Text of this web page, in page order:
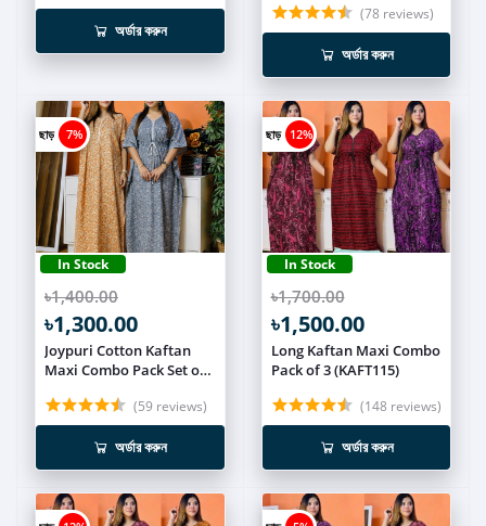
অর্ডার করুন
(78 reviews)
অর্ডার করুন
ছাড় 7%
In Stock
৳1,400.00
৳1,300.00
Joypuri Cotton Kaftan
Maxi Combo Pack Set of
(59 reviews)
অর্ডার করুন
ছাড় 12%
In Stock
৳1,700.00
৳1,500.00
Long Kaftan Maxi Combo
Pack of 3 (KAFT115)
(148 reviews)
অর্ডার করুন